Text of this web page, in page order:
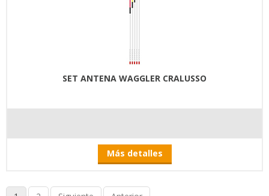
SET ANTENA WAGGLER CRALUSSO
Más detalles